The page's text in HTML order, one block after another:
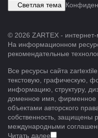
Светлая тема
© 2026 ZARTEX -
На информационном
рекомендательные
Все ресурсы сайта
текстовую, графическую,
информацию, структуру,
доменное имя, фирменное
объектами авторского
собственность, защищены
международными
Читать далее